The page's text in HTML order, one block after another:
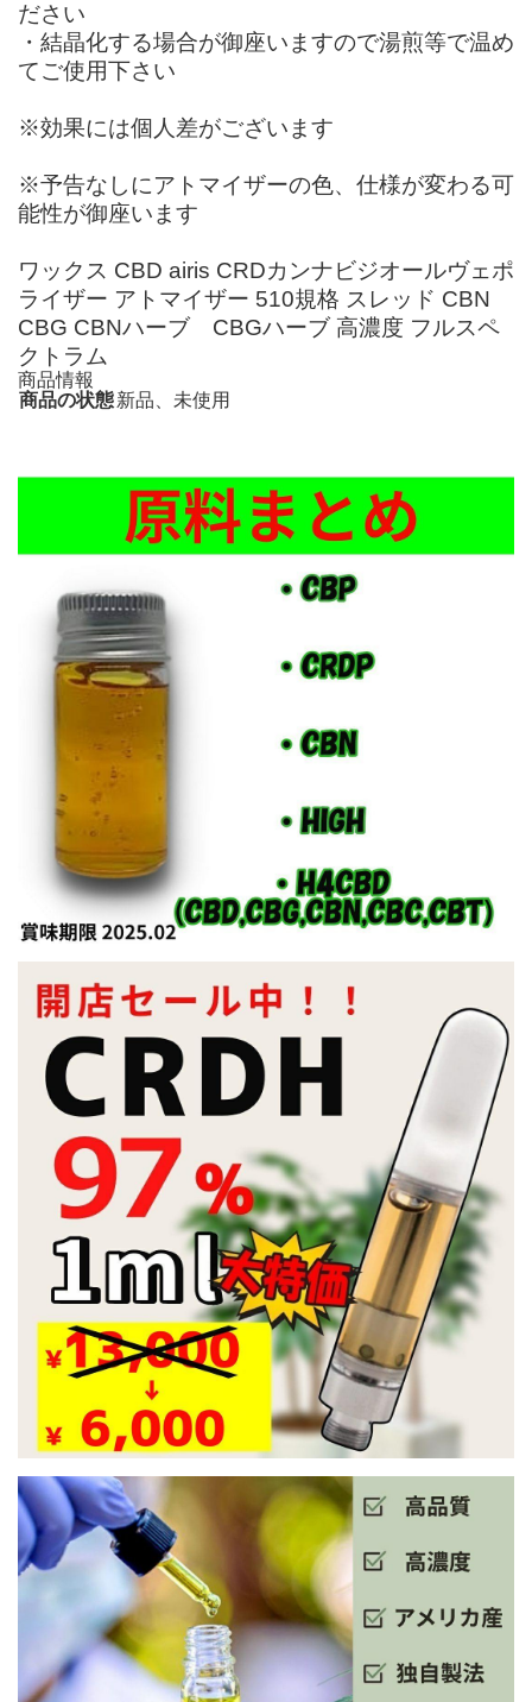
ださい
・結晶化する場合が御座いますので湯煎等で温め
てご使用下さい
※効果には個人差がございます
※予告なしにアトマイザーの色、仕様が変わる可
能性が御座います
ワックス CBD airis CRDカンナビジオールヴェポ
ライザー アトマイザー 510規格 スレッド CBN
CBG CBNハーブ CBGハーブ 高濃度 フルスペ
クトラム
商品情報
商品の状態新品、未使用